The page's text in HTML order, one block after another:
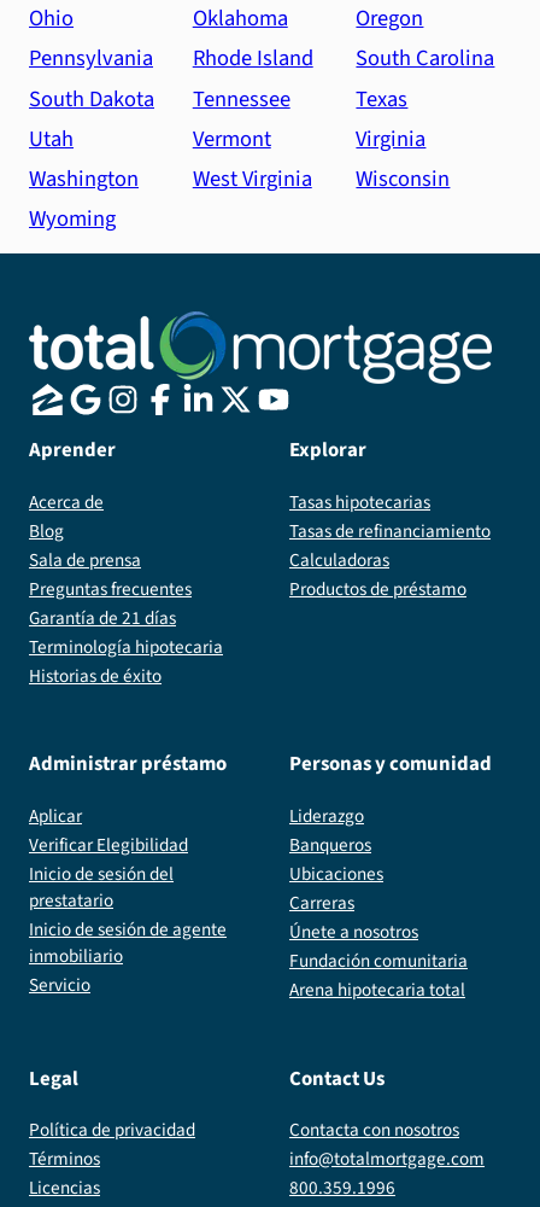
Ohio
Oklahoma
Oregon
Pennsylvania
Rhode Island
South Carolina
South Dakota
Tennessee
Texas
Utah
Vermont
Virginia
Washington
West Virginia
Wisconsin
Wyoming
Aprender
Acerca de
Blog
Sala de prensa
Preguntas frecuentes
Garantía de 21 días
Terminología hipotecaria
Historias de éxito
Explorar
Tasas hipotecarias
Tasas de refinanciamiento
Calculadoras
Productos de préstamo
Administrar préstamo
Aplicar
Verificar Elegibilidad
Inicio de sesión del
prestatario
Inicio de sesión de agente
inmobiliario
Servicio
Personas y comunidad
Liderazgo
Banqueros
Ubicaciones
Carreras
Únete a nosotros
Fundación comunitaria
Arena hipotecaria total
Legal
Política de privacidad
Términos
Licencias
Contact Us
Contacta con nosotros
info@totalmortgage.com
800.359.1996